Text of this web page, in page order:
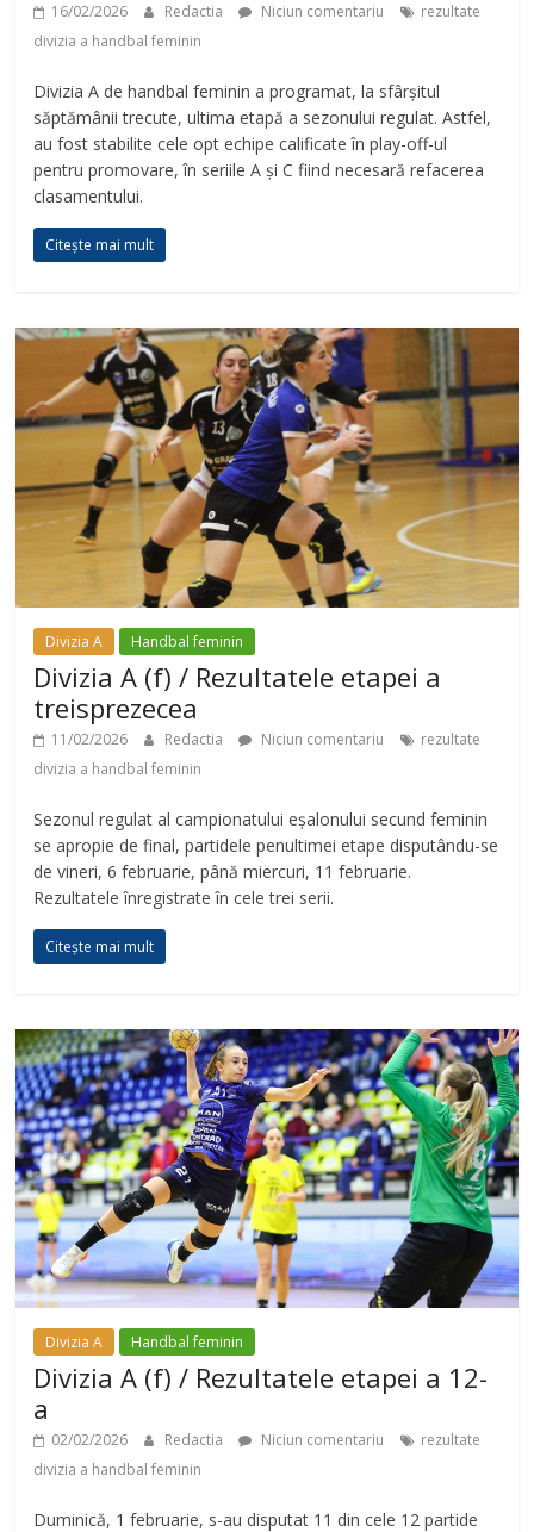
16/02/2026 Redactia Niciun comentariu
rezultate
divizia a handbal feminin
Divizia A de handbal feminin a programat, la sfârșitul
săptămânii trecute, ultima etapă a sezonului regulat. Astfel,
au fost stabilite cele opt echipe calificate în play-off-ul
pentru promovare, în seriile A și C fiind necesară refacerea
clasamentului.
Citește mai mult
Divizia A Handbal feminin
Divizia A (f) / Rezultatele etapei a
treisprezecea
11/02/2026 Redactia Niciun comentariu
rezultate
divizia a handbal feminin
Sezonul regulat al campionatului eșalonului secund feminin
se apropie de final, partidele penultimei etape disputându-se
de vineri, 6 februarie, până miercuri, 11 februarie.
Rezultatele înregistrate în cele trei serii.
Citește mai mult
Divizia A Handbal feminin
Divizia A (f) / Rezultatele etapei a 12-
a
02/02/2026 Redactia Niciun comentariu
rezultate
divizia a handbal feminin
Duminică, 1 februarie, s-au disputat 11 din cele 12 partide